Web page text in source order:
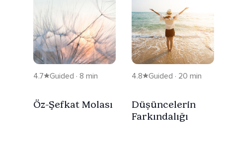
4.7 Guided · 8 min
Öz-Şefkat Molası
4.8 Guided · 20 min
Düşüncelerin
Farkındalığı